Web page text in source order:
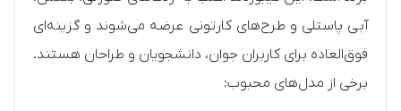
آبی پاستلی و طرح‌های کارتونی عرضه می‌شوند و گزینه‌ای
فوق‌العاده برای کاربران جوان، دانشجویان و طراحان هستند.
برخی از مدل‌های محبوب: